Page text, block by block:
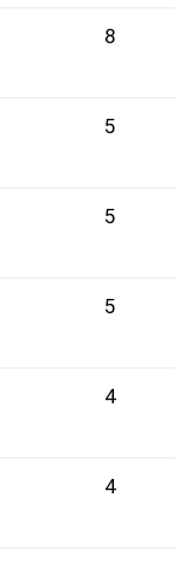
8
5
5
5
4
4